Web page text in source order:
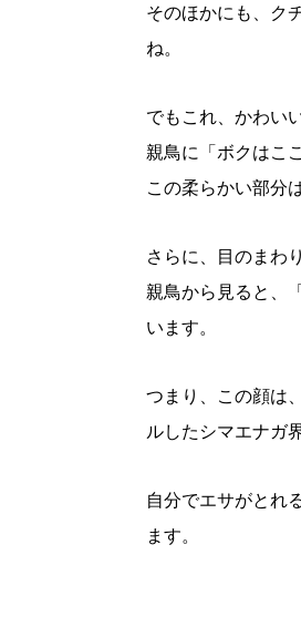
パート
そのほかにも、ク
ね。
でもこれ、かわい
親鳥に「ボクはこ
この柔らかい部分
さらに、目のまわ
親鳥から見ると、
います。
つまり、この顔は
ルしたシマエナガ
自分でエサがとれ
ます。